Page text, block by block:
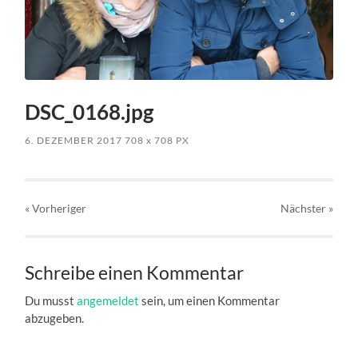
DSC_0168.jpg
6. DEZEMBER 2017 708x 708 PX
« Vorheriger Nächster »
Schreibe einen Kommentar
Du musstangemeldet sein, um einen Kommentar
abzugeben.